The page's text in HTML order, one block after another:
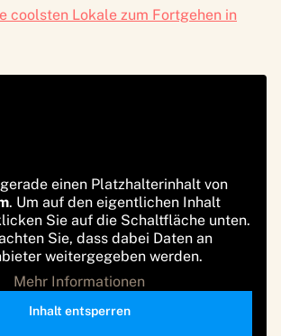
coolsten Lokale zum Fortgehen in
einen Platzhalterinhalt von
. Um auf den eigentlichen Inhalt
Sie auf die Schaltfläche unten.
Sie, dass dabei Daten an
weitergegeben werden.
Mehr Informationen
Inhalt entsperren